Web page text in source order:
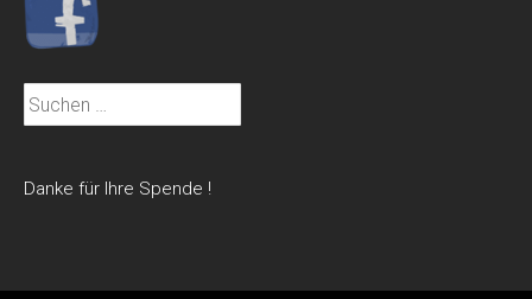
Suchen
nach:
Danke für Ihre Spende !